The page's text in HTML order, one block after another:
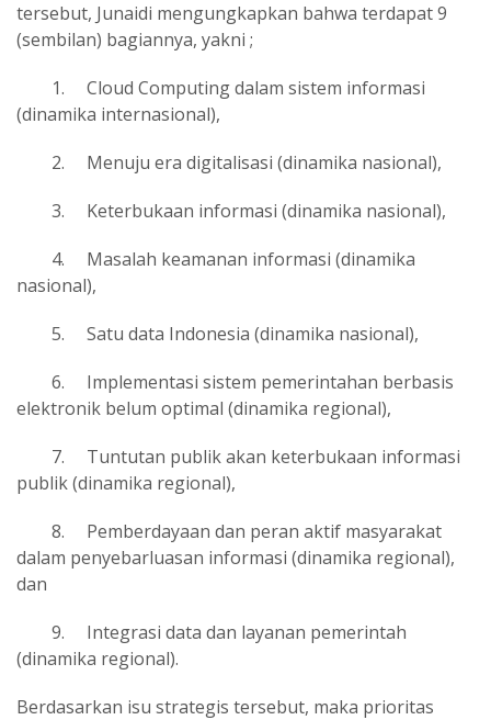
tersebut, Junaidi mengungkapkan bahwa terdapat 9
(sembilan) bagiannya, yakni ;
1.
Cloud Computing dalam sistem informasi
(dinamika internasional),
2.
Menuju era digitalisasi (dinamika nasional),
3.
Keterbukaan informasi (dinamika nasional),
4.
Masalah keamanan informasi (dinamika
nasional),
5.
Satu data Indonesia (dinamika nasional),
6.
Implementasi sistem pemerintahan berbasis
elektronik belum optimal (dinamika regional),
7.
Tuntutan publik akan keterbukaan informasi
publik (dinamika regional),
8.
Pemberdayaan dan peran aktif masyarakat
dalam penyebarluasan informasi (dinamika regional),
dan
9.
Integrasi data dan layanan pemerintah
(dinamika regional).
Berdasarkan isu strategis tersebut, maka prioritas